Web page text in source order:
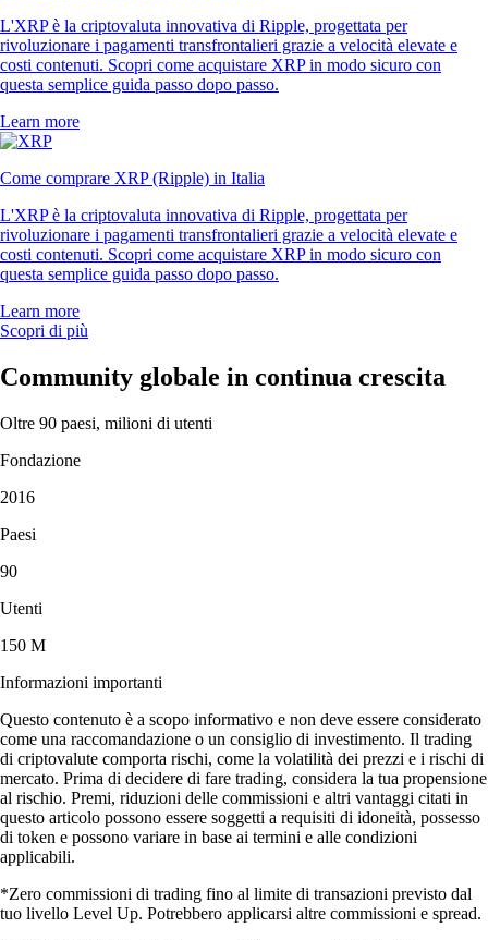
L'XRP è la criptovaluta innovativa di Ripple, progettata per
rivoluzionare i pagamenti transfrontalieri grazie a velocità elevate e
costi contenuti. Scopri come acquistare XRP in modo sicuro con
questa semplice guida passo dopo passo.
Learn more
Come comprare XRP (Ripple) in Italia
L'XRP è la criptovaluta innovativa di Ripple, progettata per
rivoluzionare i pagamenti transfrontalieri grazie a velocità elevate e
costi contenuti. Scopri come acquistare XRP in modo sicuro con
questa semplice guida passo dopo passo.
Learn more
Scopri di più
Community globale in continua crescita
Oltre 90 paesi, milioni di utenti
Fondazione
2016
Paesi
90
Utenti
150 M
Informazioni importanti
Questo contenuto è a scopo informativo e non deve essere considerato
come una raccomandazione o un consiglio di investimento. Il trading
di criptovalute comporta rischi, come la volatilità dei prezzi e i rischi di
mercato. Prima di decidere di fare trading, considera la tua propensione
al rischio. Premi, riduzioni delle commissioni e altri vantaggi citati in
questo articolo possono essere soggetti a requisiti di idoneità, possesso
di token e possono variare in base ai termini e alle condizioni
applicabili.
*Zero commissioni di trading fino al limite di transazioni previsto dal
tuo livello Level Up. Potrebbero applicarsi altre commissioni e spread.